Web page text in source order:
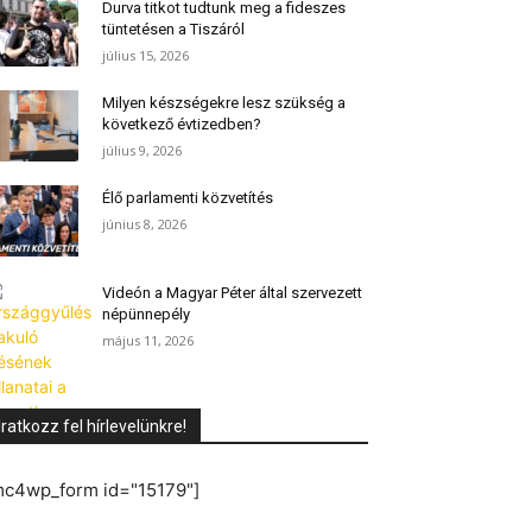
Durva titkot tudtunk meg a fideszes
tüntetésen a Tiszáról
július 15, 2026
Milyen készségekre lesz szükség a
következő évtizedben?
július 9, 2026
Élő parlamenti közvetítés
június 8, 2026
Videón a Magyar Péter által szervezett
népünnepély
május 11, 2026
fel hírlevelünkre!
id="15179"]